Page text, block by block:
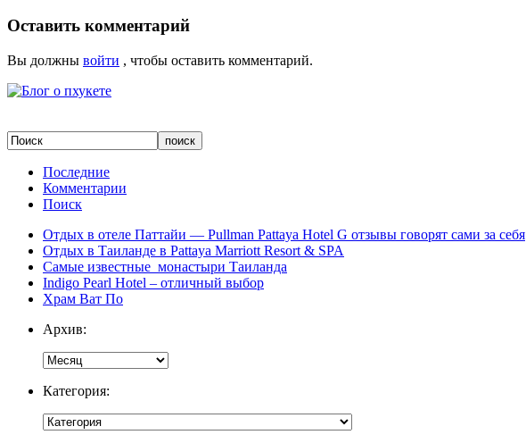
Оставить комментарий
Вы должны войти , чтобы оставить комментарий.
Последние
Комментарии
Поиск
Отдых в отеле Паттайи — Pullman Pattaya Hotel G отзывы говорят сами за себя
Отдых в Таиланде в Pattaya Marriott Resort & SPA
Самые известные монастыри Таиланда
Indigo Pearl Hotel – отличный выбор
Храм Ват По
Архив:
Категория: